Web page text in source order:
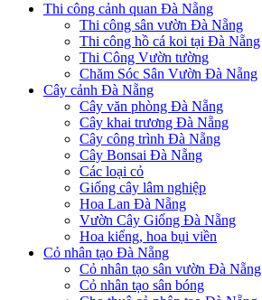
Thi công cảnh quan Đà Nẵng
Thi công sân vườn Đà Nẵng
Thi công hồ cá koi tại Đà Nẵng
Thi Công Vườn tường
Chăm Sóc Sân Vườn Đà Nẵng
Cây cảnh Đà Nẵng
Cây văn phòng Đà Nẵng
Cây khai trương Đà Nẵng
Cây công trình Đà Nẵng
Cây Bonsai Đà Nẵng
Các loại cỏ
Giống cây lâm nghiệp
Hoa Lan Đà Nẵng
Vườn Cây Giống Đà Nẵng
Hoa kiểng, hoa bụi viền
Cỏ nhân tạo Đà Nẵng
Cỏ nhân tạo sân vườn Đà Nẵng
Cỏ nhân tạo sân bóng